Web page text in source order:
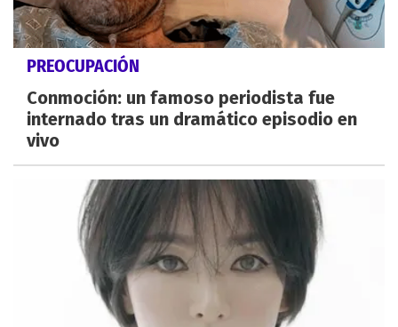
PREOCUPACIÓN
Conmoción: un famoso periodista fue
internado tras un dramático episodio en
vivo